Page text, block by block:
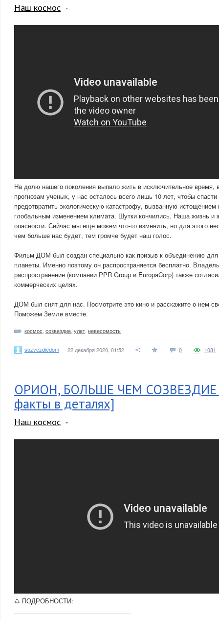
Наш космос
На долю нашего поколения выпало жить в исключительное время,
прогнозам ученых, у нас осталось всего лишь 10 лет, чтобы
предотвратить экологическую катастрофу, вызванную
глобальным изменением климата. Шутки кончились. Наша жизнь и
опасности. Сейчас мы еще можем что-то изменить, но для этого
чем больше нас будет, тем громче будет наш голос.
Фильм ДОМ был создан специально как призыв к объединению
планеты. Именно поэтому он распространяется бесплатно.
распространение (компании PPR Group и EuropaCorp) также
коммерческих целях.
ДОМ был снят для нас. Посмотрите это кино и расскажите о нем
Поможем Земле вместе.
космос созвездие улет невесомость
sozvezdiedom 22 декабря 2020, 01:52 0 1081
ОРИОН, БОЛЬШЕ ЧЕМ СОЗВЕЗДИЕ
факты в деталях]
Наш космос
♺ ПОДРОБНОСТИ: